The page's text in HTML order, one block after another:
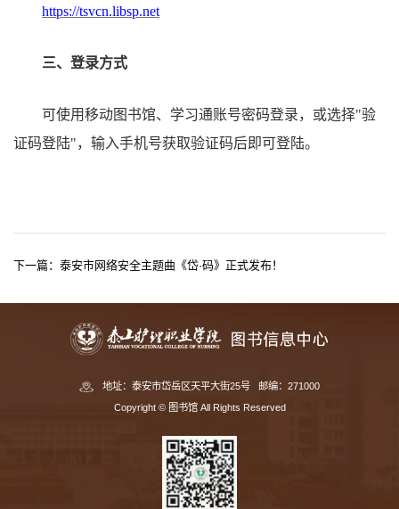
https://tsvcn.libsp.net
三、登录方式
可使用移动图书馆、学习通账号密码登录，或选择"验
证码登陆"，输入手机号获取验证码后即可登陆。
下一篇： 泰安市网络安全主题曲《岱·码》正式发布！
地址：泰安市岱岳区天平大街25号 邮编：271000
Copyright © 图书馆 All Rights Reserved